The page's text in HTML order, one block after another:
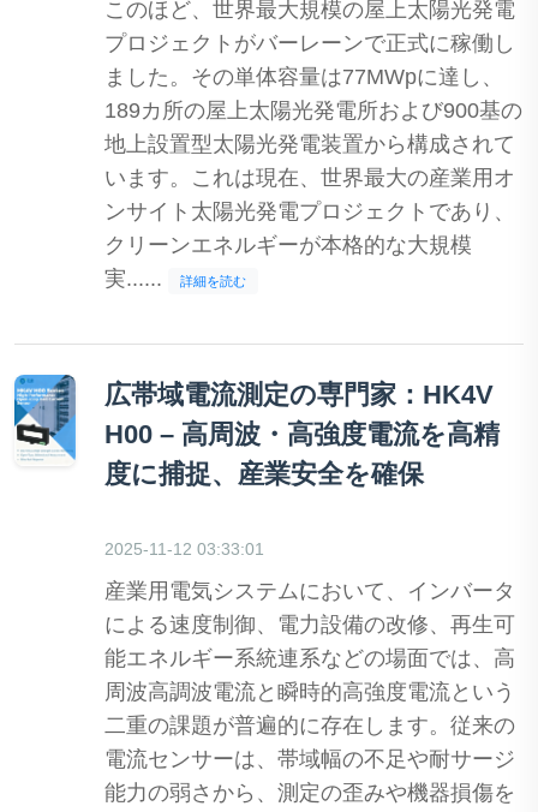
このほど、世界最大規模の屋上太陽光発電
プロジェクトがバーレーンで正式に稼働し
ました。その単体容量は77MWpに達し、
189カ所の屋上太陽光発電所および900基の
地上設置型太陽光発電装置から構成されて
います。これは現在、世界最大の産業用オ
ンサイト太陽光発電プロジェクトであり、
クリーンエネルギーが本格的な大規模
実......
詳細を読む
広帯域電流測定の専門家：HK4V
H00 – 高周波・高強度電流を高精
度に捕捉、産業安全を確保
2025-11-12 03:33:01
産業用電気システムにおいて、インバータ
による速度制御、電力設備の改修、再生可
能エネルギー系統連系などの場面では、高
周波高調波電流と瞬時的高強度電流という
二重の課題が普遍的に存在します。従来の
電流センサーは、帯域幅の不足や耐サージ
能力の弱さから、測定の歪みや機器損傷を